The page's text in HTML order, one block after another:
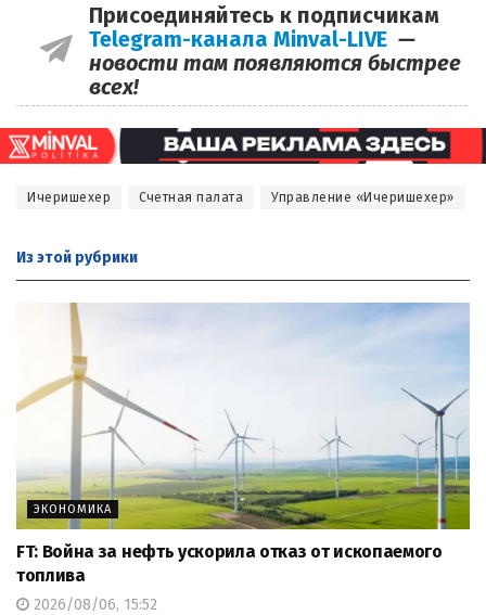
Присоединяйтесь к подписчикам
Telegram-канала Minval-LIVE —
новости там появляются быстрее
всех!
Ичеришехер Счетная палата Управление «Ичеришехер»
Из этой рубрики
ЭКОНОМИКА
FT: Война за нефть ускорила отказ от ископаемого
топлива
2026/08/06, 15:52